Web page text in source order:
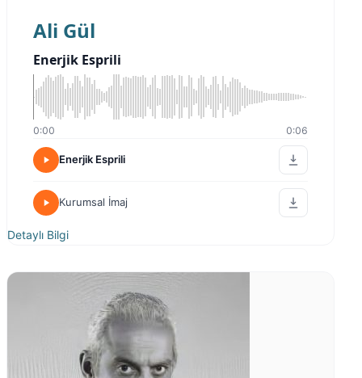
Ali Gül
Enerjik Esprili
0:00 0:06
Enerjik Esprili
Kurumsal İmaj
Detaylı Bilgi